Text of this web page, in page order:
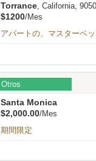
Torrance, California,
$1200/Mes
アパートの、マスターベ
Otros
Santa Monica
$2,000.00/Mes
期間限定